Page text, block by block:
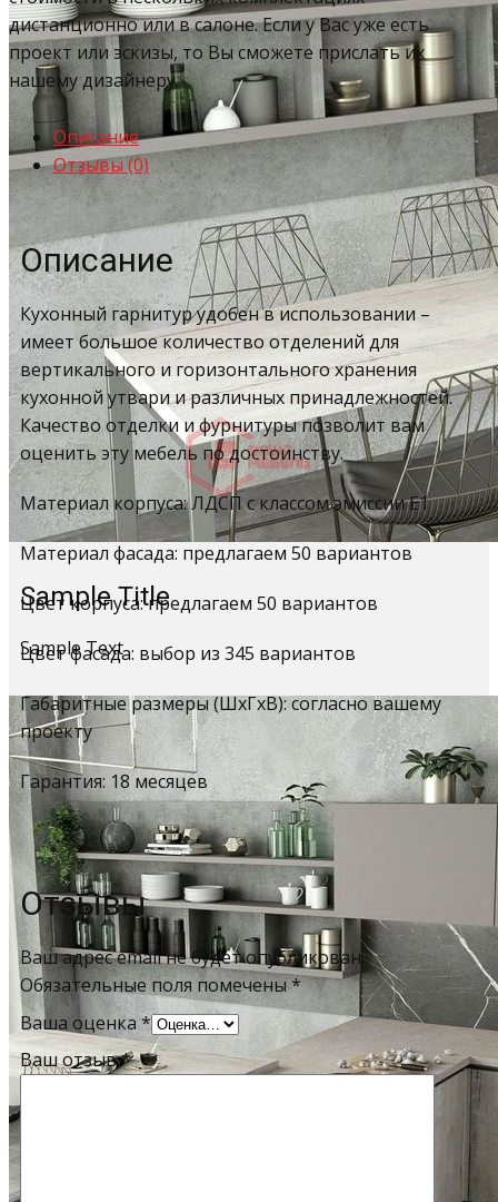
Sample Title
Sample Text
дистанционно или в салоне. Если у Вас уже есть
проект или эскизы, то Вы сможете прислать их
нашему дизайнеру.
Описание
Отзывы (0)
Описание
Кухонный гарнитур удобен в использовании –
имеет большое количество отделений для
вертикального и горизонтального хранения
кухонной утвари и различных принадлежностей.
Качество отделки и фурнитуры позволит вам
оценить эту мебель по достоинству.
Материал корпуса: ЛДСП с классом эмиссии Е1
Материал фасада: предлагаем 50 вариантов
Цвет корпуса: предлагаем 50 вариантов
Цвет фасада: выбор из 345 вариантов
Габаритные размеры (ШхГхВ): согласно вашему
проекту
Гарантия: 18 месяцев
Отзывы
Ваш адрес email не будет опубликован.
Обязательные поля помечены*
Ваша оценка *
Ваш отзыв*